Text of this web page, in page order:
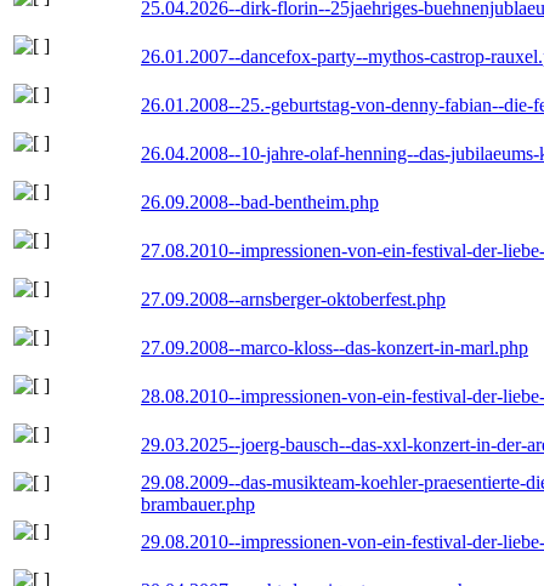
25.04.2026--dirk-florin--25jaehriges-
26.01.2007--dancefox-party--mythos-castrop-
26.01.2008--25.-geburtstag-von-denny-fabian--die-
26.04.2008--10-jahre-olaf-henning--das-
26.09.2008--bad-bentheim.php
27.08.2010--impressionen-von-ein-festival-der-
27.09.2008--arnsberger-oktoberfest.php
27.09.2008--marco-kloss--das-konzert-in-marl.php
28.08.2010--impressionen-von-ein-festival-der-
29.03.2025--joerg-bausch--das-xxl-konzert-in-der-
29.08.2009--das-musikteam-koehler-praesentierte-
brambauer.php
29.08.2010--impressionen-von-ein-festival-der-